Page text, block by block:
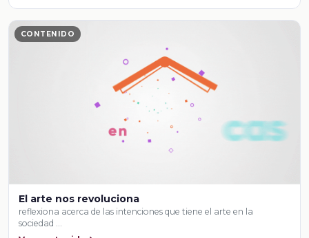
CONTENIDO
El arte nos revoluciona
reflexiona acerca de las intenciones que tiene el arte en la
sociedad …